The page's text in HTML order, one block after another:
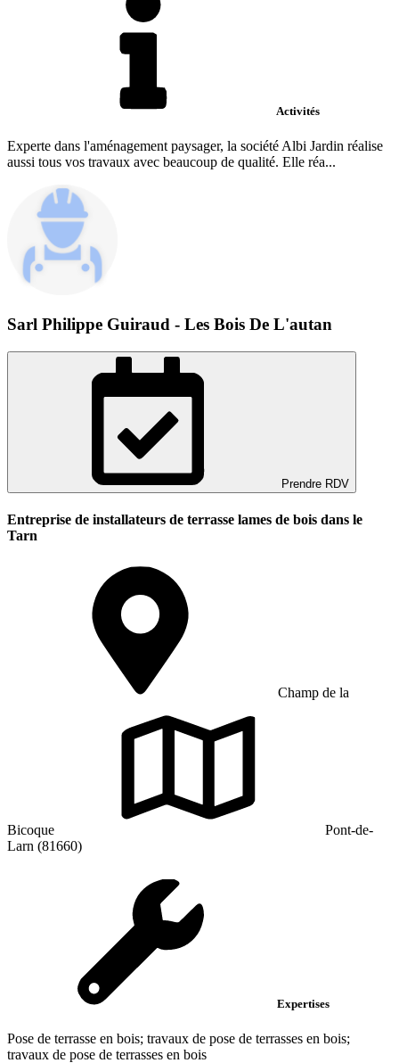
Activités
Experte dans l'aménagement paysager, la société Albi Jardin réalise
aussi tous vos travaux avec beaucoup de qualité. Elle réa...
Sarl Philippe Guiraud - Les Bois De L'autan
Prendre RDV
Entreprise de installateurs de terrasse lames de bois dans le
Tarn
Champ de la
Bicoque
Pont-de-
Larn (81660)
Expertises
Pose de terrasse en bois; travaux de pose de terrasses en bois;
travaux de pose de terrasses en bois